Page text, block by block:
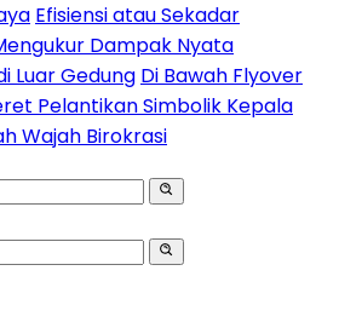
Efisiensi atau Sekadar
Dampak Nyata
Luar Gedung Di Bawah Flyover
Pelantikan Simbolik Kepala
Wajah Birokrasi